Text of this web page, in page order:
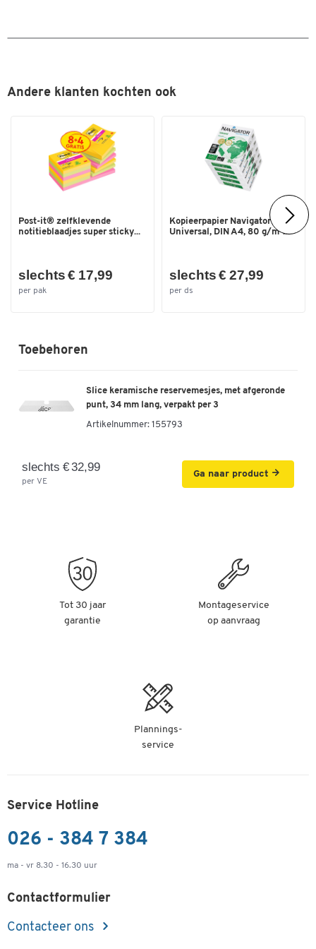
Andere klanten kochten ook
Post-it® zelfklevende
notitieblaadjes super sticky...
slechts € 17,99
per pak
Kopieerpapier Navigator
Universal, DIN A4, 80 g/m²...
slechts € 27,99
per ds
Toebehoren
Slice keramische reservemesjes, met afgeronde
punt, 34 mm lang, verpakt per 3
Artikelnummer: 155793
slechts € 32,99
per VE
Ga naar product
Tot 30 jaar
garantie
Montageservice
op aanvraag
Plannings-
service
Service Hotline
026 - 384 7 384
ma - vr 8.30 - 16.30 uur
Contactformulier
Contacteer ons